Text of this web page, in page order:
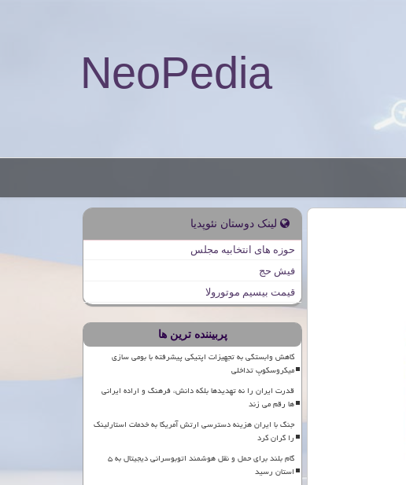
NeoPedia
لینک دوستان نئوپدیا
حوزه های انتخابیه مجلس
فیش حج
قیمت بیسیم موتورولا
پربیننده ترین ها
کاهش وابستگی به تجهیزات اپتیکی پیشرفته با بومی سازی
میکروسکوپ تداخلی
قدرت ایران را نه تهدیدها بلکه دانش، فرهنگ و اراده ایرانی
ها رقم می زند
جنگ با ایران هزینه دسترسی ارتش آمریکا به خدمات استارلینک
را گران کرد
گام بلند برای حمل و نقل هوشمند اتوبوسرانی دیجیتال به ۵
استان رسید